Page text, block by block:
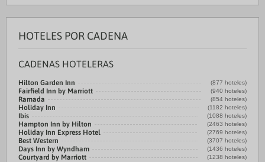
HOTELES POR CADENA
CADENAS HOTELERAS
Hilton Garden Inn (877 hoteles)
Fairfield Inn by Marriott (940 hoteles)
Ramada (854 hoteles)
Holiday Inn (1182 hoteles)
Ibis (1088 hoteles)
Hampton Inn by Hilton (2463 hoteles)
Holiday Inn Express Hotel (2769 hoteles)
Best Western (3707 hoteles)
Days Inn by Wyndham (1436 hoteles)
Courtyard by Marriott (1238 hoteles)